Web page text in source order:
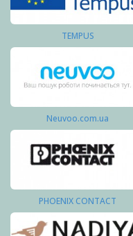
TEMPUS
Neuvoo.com.ua
PHOENIX CONTACT